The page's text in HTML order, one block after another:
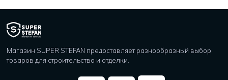
Магазин SUPER STEFAN предоставляет разнообразный выбор
товаров для строительства и отделки.